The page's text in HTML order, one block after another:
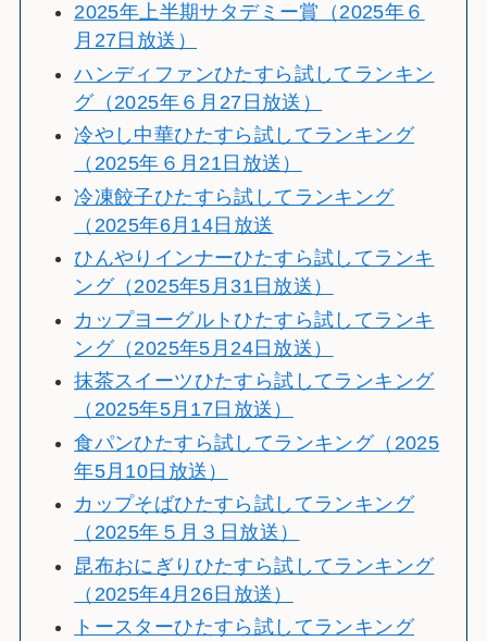
2025年上半期サタデミー賞（2025年６
月27日放送）
ハンディファンひたすら試してランキン
グ（2025年６月27日放送）
冷やし中華ひたすら試してランキング
（2025年６月21日放送）
冷凍餃子ひたすら試してランキング
（2025年6月14日放送
ひんやりインナーひたすら試してランキ
ング（2025年5月31日放送）
カップヨーグルトひたすら試してランキ
ング（2025年5月24日放送）
抹茶スイーツひたすら試してランキング
（2025年5月17日放送）
食パンひたすら試してランキング（2025
年5月10日放送）
カップそばひたすら試してランキング
（2025年５月３日放送）
昆布おにぎりひたすら試してランキング
（2025年4月26日放送）
トースターひたすら試してランキング